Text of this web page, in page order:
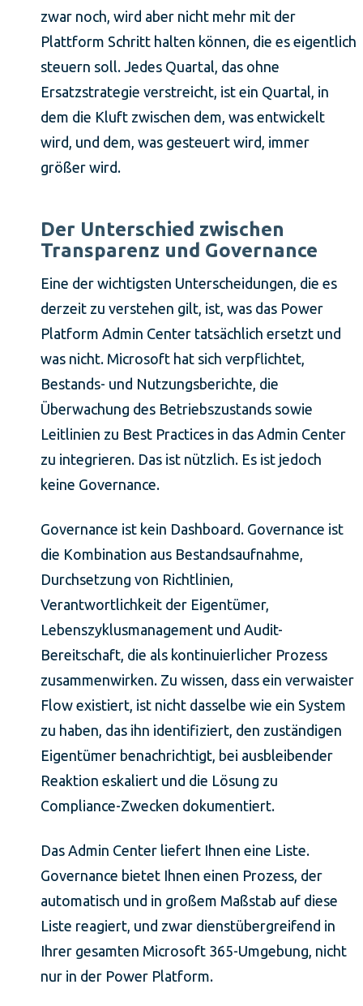
zwar noch, wird aber nicht mehr mit der
Plattform Schritt halten können, die es eigentlich
steuern soll. Jedes Quartal, das ohne
Ersatzstrategie verstreicht, ist ein Quartal, in
dem die Kluft zwischen dem, was entwickelt
wird, und dem, was gesteuert wird, immer
größer wird.
Der Unterschied zwischen
Transparenz und Governance
Eine der wichtigsten Unterscheidungen, die es
derzeit zu verstehen gilt, ist, was das Power
Platform Admin Center tatsächlich ersetzt und
was nicht. Microsoft hat sich verpflichtet,
Bestands- und Nutzungsberichte, die
Überwachung des Betriebszustands sowie
Leitlinien zu Best Practices in das Admin Center
zu integrieren. Das ist nützlich. Es ist jedoch
keine Governance.
Governance ist kein Dashboard. Governance ist
die Kombination aus Bestandsaufnahme,
Durchsetzung von Richtlinien,
Verantwortlichkeit der Eigentümer,
Lebenszyklusmanagement und Audit-
Bereitschaft, die als kontinuierlicher Prozess
zusammenwirken. Zu wissen, dass ein verwaister
Flow existiert, ist nicht dasselbe wie ein System
zu haben, das ihn identifiziert, den zuständigen
Eigentümer benachrichtigt, bei ausbleibender
Reaktion eskaliert und die Lösung zu
Compliance-Zwecken dokumentiert.
Das Admin Center liefert Ihnen eine Liste.
Governance bietet Ihnen einen Prozess, der
automatisch und in großem Maßstab auf diese
Liste reagiert, und zwar dienstübergreifend in
Ihrer gesamten Microsoft 365-Umgebung, nicht
nur in der Power Platform.